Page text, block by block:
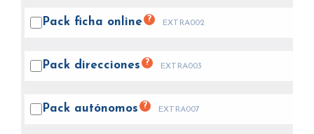
Pack ficha online ? EXTRA002
Pack direcciones ? EXTRA003
Pack autónomos ? EXTRA007